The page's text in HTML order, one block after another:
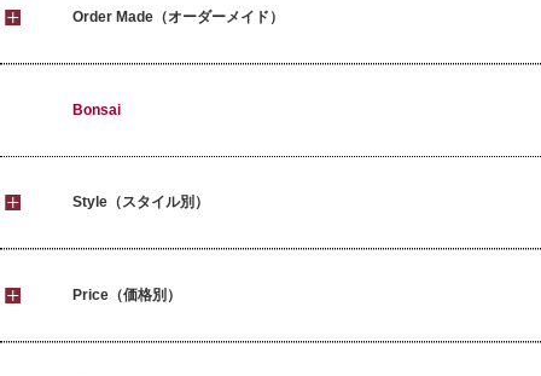
Order Made（オーダーメイド）
Bonsai
Style（スタイル別）
Price（価格別）